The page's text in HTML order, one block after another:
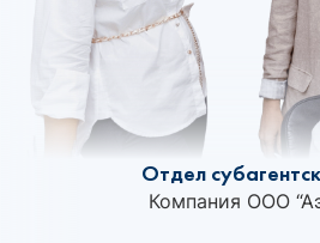
Отдел
Компания ООО